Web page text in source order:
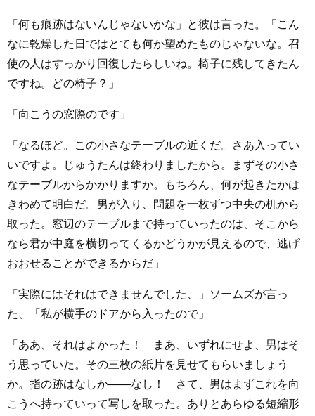
「何も痕跡はないんじゃないかな」と彼は言った。「こん
なに乾燥した日ではとても何か望めたものじゃないな。召
使の人はすっかり回復したらしいね。椅子に残してきたん
ですね。どの椅子？」
「向こうの窓際のです」
「なるほど。この小さなテーブルの近くだ。さあ入ってい
いですよ。じゅうたんは終わりましたから。まずその小さ
なテーブルからかかりますか。もちろん、何が起きたかは
きわめて明白だ。男が入り、問題を一枚ずつ中央の机から
取った。窓辺のテーブルまで持っていったのは、そこから
なら君が中庭を横切ってくるかどうかが見えるので、逃げ
おおせることができるからだ」
「実際にはそれはできませんでした、」ソームズが言っ
た、「私が横手のドアから入ったので」
「ああ、それはよかった！ まあ、いずれにせよ、男はそ
う思っていた。その三枚の紙片を見せてもらいましょう
か。指の跡はなしか――なし！ さて、男はまずこれを向
こうへ持っていって写しを取った。ありとあらゆる短縮形